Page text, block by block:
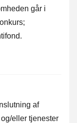
går i
af
eller tjenester